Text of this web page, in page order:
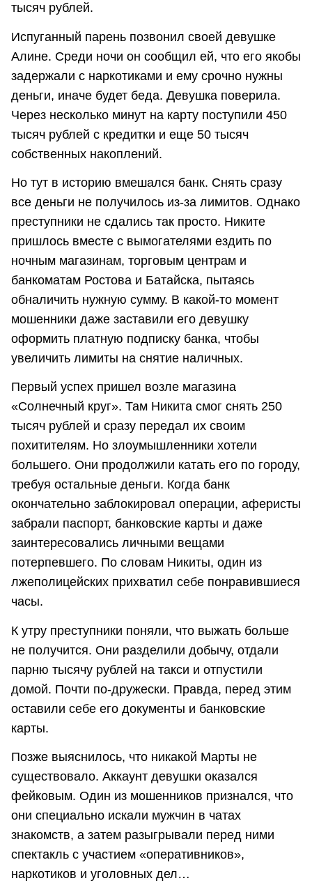
тысяч рублей.
Испуганный парень позвонил своей девушке
Алине. Среди ночи он сообщил ей, что его якобы
задержали с наркотиками и ему срочно нужны
деньги, иначе будет беда. Девушка поверила.
Через несколько минут на карту поступили 450
тысяч рублей с кредитки и еще 50 тысяч
собственных накоплений.
Но тут в историю вмешался банк. Снять сразу
все деньги не получилось из-за лимитов. Однако
преступники не сдались так просто. Никите
пришлось вместе с вымогателями ездить по
ночным магазинам, торговым центрам и
банкоматам Ростова и Батайска, пытаясь
обналичить нужную сумму. В какой-то момент
мошенники даже заставили его девушку
оформить платную подписку банка, чтобы
увеличить лимиты на снятие наличных.
Первый успех пришел возле магазина
«Солнечный круг». Там Никита смог снять 250
тысяч рублей и сразу передал их своим
похитителям. Но злоумышленники хотели
большего. Они продолжили катать его по городу,
требуя остальные деньги. Когда банк
окончательно заблокировал операции, аферисты
забрали паспорт, банковские карты и даже
заинтересовались личными вещами
потерпевшего. По словам Никиты, один из
лжеполицейских прихватил себе понравившиеся
часы.
К утру преступники поняли, что выжать больше
не получится. Они разделили добычу, отдали
парню тысячу рублей на такси и отпустили
домой. Почти по-дружески. Правда, перед этим
оставили себе его документы и банковские
карты.
Позже выяснилось, что никакой Марты не
существовало. Аккаунт девушки оказался
фейковым. Один из мошенников признался, что
они специально искали мужчин в чатах
знакомств, а затем разыгрывали перед ними
спектакль с участием «оперативников»,
наркотиков и уголовных дел…